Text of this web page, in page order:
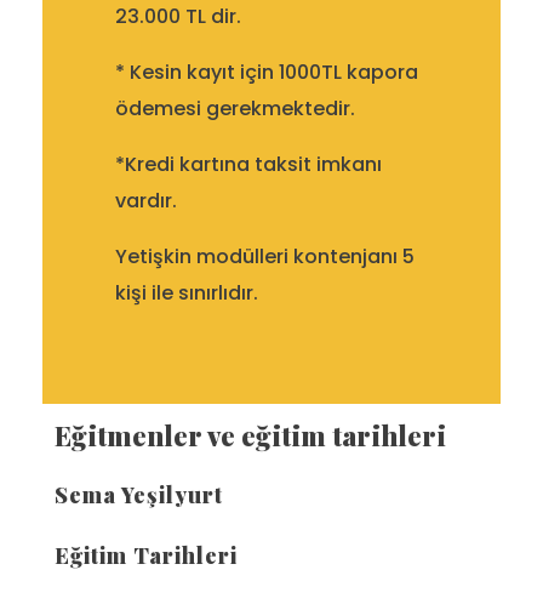
23.000 TL dir.
* Kesin kayıt için 1000TL kapora
ödemesi gerekmektedir.
*Kredi kartına taksit imkanı
vardır.
Yetişkin modülleri kontenjanı 5
kişi ile sınırlıdır.
Eğitmenler ve eğitim tarihleri
Sema Yeşilyurt
Eğitim Tarihleri